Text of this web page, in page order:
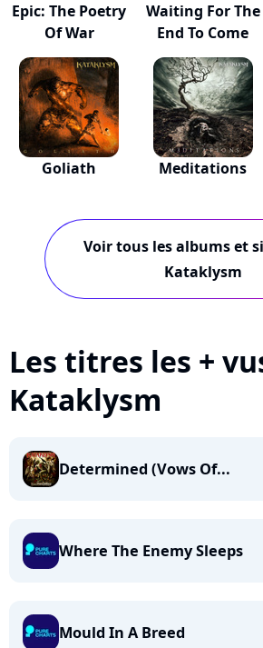
Epic: The Poetry
Of War
Waiting For The
End To Come
Goliath Meditations
Voir tous les albums et
Kataklysm
Les titres les +
Kataklysm
Determined (Vows Of...
Where The Enemy Sleeps
Mould In A Breed